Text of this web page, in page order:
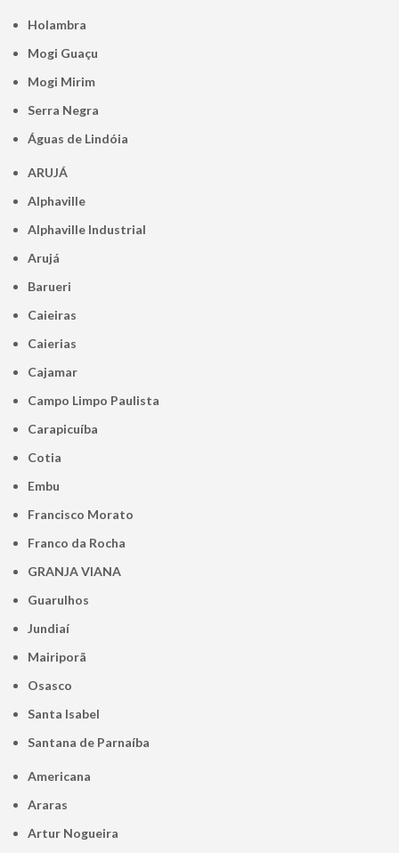
Holambra
Mogi Guaçu
Mogi Mirim
Serra Negra
Águas de Lindóia
ARUJÁ
Alphaville
Alphaville Industrial
Arujá
Barueri
Caieiras
Caierias
Cajamar
Campo Limpo Paulista
Carapicuíba
Cotia
Embu
Francisco Morato
Franco da Rocha
GRANJA VIANA
Guarulhos
Jundiaí
Mairiporã
Osasco
Santa Isabel
Santana de Parnaíba
Americana
Araras
Artur Nogueira